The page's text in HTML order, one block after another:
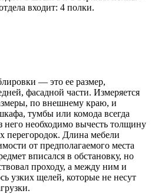
входит: 4 полки.
— это ее размер,
фасадной части. Измеряется
по внешнему краю, и
тумбы или комода всегда
него необходимо вычесть толщину
перегородок. Длина мебели
от предполагаемого места
вписался в обстановку, но
проходу, а между ним и
узких щелей, которые не несут